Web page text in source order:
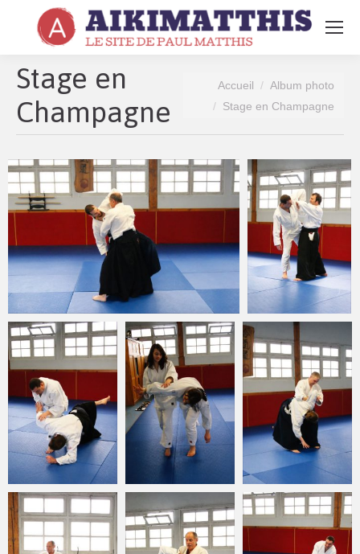
Search:
Stage en
Champagne
Vous êtes ici :
Accueil
Album photo
Stage en Champagne